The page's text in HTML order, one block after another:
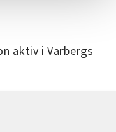
aktiv i Varbergs